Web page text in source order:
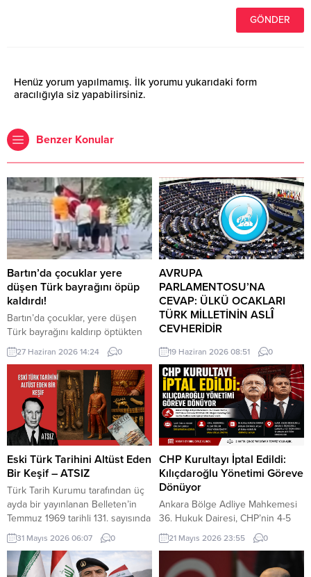
Henüz yorum yapılmamış. İlk yorumu yukarıdaki form
aracılığıyla siz yapabilirsiniz.
Benzer Konular
Bartın’da çocuklar yere
düşen Türk bayrağını öpüp
kaldırdı!
Bartın’da çocuklar, yere düşen
Türk bayrağını kaldırıp öptükten
sonra gelen itfaiye ekiplerinin de
yardımıyla göndere çekti. O anlar
cep telefonu kamerası tarafından
kaydedildi. Yerden kaldırıp öptüler
Kemerköprü Mahallesi’nde dün
akşam saatlerinde Cumhuriyet
Parkı içerisindeki direkte bulunan
Türk bayrağı rüzgar nedeniyle
ipinin kopmasıyla yere düştü. Bu
sırada parkta oynayan çocuklar
yere...
27 Haziran 2026 14:24 0
AVRUPA
PARLAMENTOSU’NA
CEVAP: ÜLKÜ OCAKLARI
TÜRK MİLLETİNİN ASLÎ
CEVHERİDİR
MHP milletvekili Prof. Dr. İlyas
Topsakal AB parlamentosuna
cevap verdi: Avrupa
Parlamentosu tarafından 17
Haziran 2026 tarihinde kabul
edilen Türkiye Raporu, teknik bir
ilerleme belgesi olmaktan ziyade,
Türkiye-AB ilişkilerinin gerilimli fay
hatlarını derinleştiren ve
Ankara’nın stratejik özerkliğini
hedef alan bir siyasi pozisyon
belgesi niteliğindedir. Raporun
içeriği, Türkiye’nin iç siyasi
19 Haziran 2026 08:51 0
Eski Türk Tarihini Altüst Eden
Bir Keşif – ATSIZ
Türk Tarih Kurumu tarafından üç
ayda bir yayınlanan Belleten’in
Temmuz 1969 tarihli 131. sayısında
(427. sayfada) «Milâttan Önce IV.
Yüzyıla Ait Türkçe Yazıtlar
Bulundu» başlıklı kısa bir haber
vardı. Tass Ajansı’nın Alma Ata
31 Mayıs 2026 06:07 0
CHP Kurultayı İptal Edildi:
Kılıçdaroğlu Yönetimi Göreve
Dönüyor
Ankara Bölge Adliye Mahkemesi
36. Hukuk Dairesi, CHP’nin 4-5
Kasım 2023 tarihlerinde
gerçekleştirilen 38. Olağan
Kurultayı’na ilişkin açılan davada
kararını açıkladı. Mahkeme,
21 Mayıs 2026 23:55 0